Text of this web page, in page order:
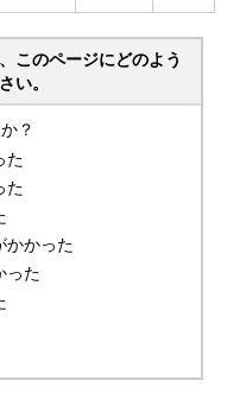
このページにどのよう
い。
？
た
た
かかった
った